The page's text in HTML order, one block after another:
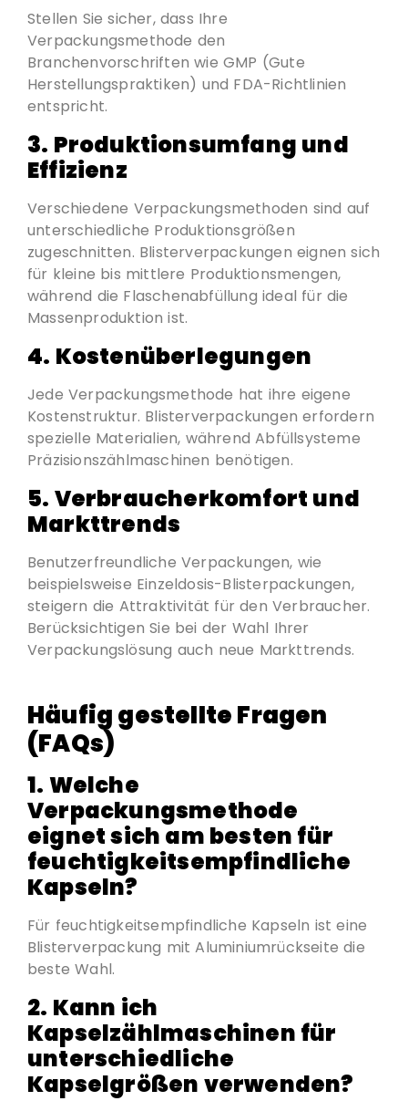
Stellen Sie sicher, dass Ihre
Verpackungsmethode den
Branchenvorschriften wie GMP (Gute
Herstellungspraktiken) und FDA-Richtlinien
entspricht.
3. Produktionsumfang und
Effizienz
Verschiedene Verpackungsmethoden sind auf
unterschiedliche Produktionsgrößen
zugeschnitten. Blisterverpackungen eignen sich
für kleine bis mittlere Produktionsmengen,
während die Flaschenabfüllung ideal für die
Massenproduktion ist.
4. Kostenüberlegungen
Jede Verpackungsmethode hat ihre eigene
Kostenstruktur. Blisterverpackungen erfordern
spezielle Materialien, während Abfüllsysteme
Präzisionszählmaschinen benötigen.
5. Verbraucherkomfort und
Markttrends
Benutzerfreundliche Verpackungen, wie
beispielsweise Einzeldosis-Blisterpackungen,
steigern die Attraktivität für den Verbraucher.
Berücksichtigen Sie bei der Wahl Ihrer
Verpackungslösung auch neue Markttrends.
Häufig gestellte Fragen
(FAQs)
1. Welche
Verpackungsmethode
eignet sich am besten für
feuchtigkeitsempfindliche
Kapseln?
Für feuchtigkeitsempfindliche Kapseln ist eine
Blisterverpackung mit Aluminiumrückseite die
beste Wahl.
2. Kann ich
Kapselzählmaschinen für
unterschiedliche
Kapselgrößen verwenden?